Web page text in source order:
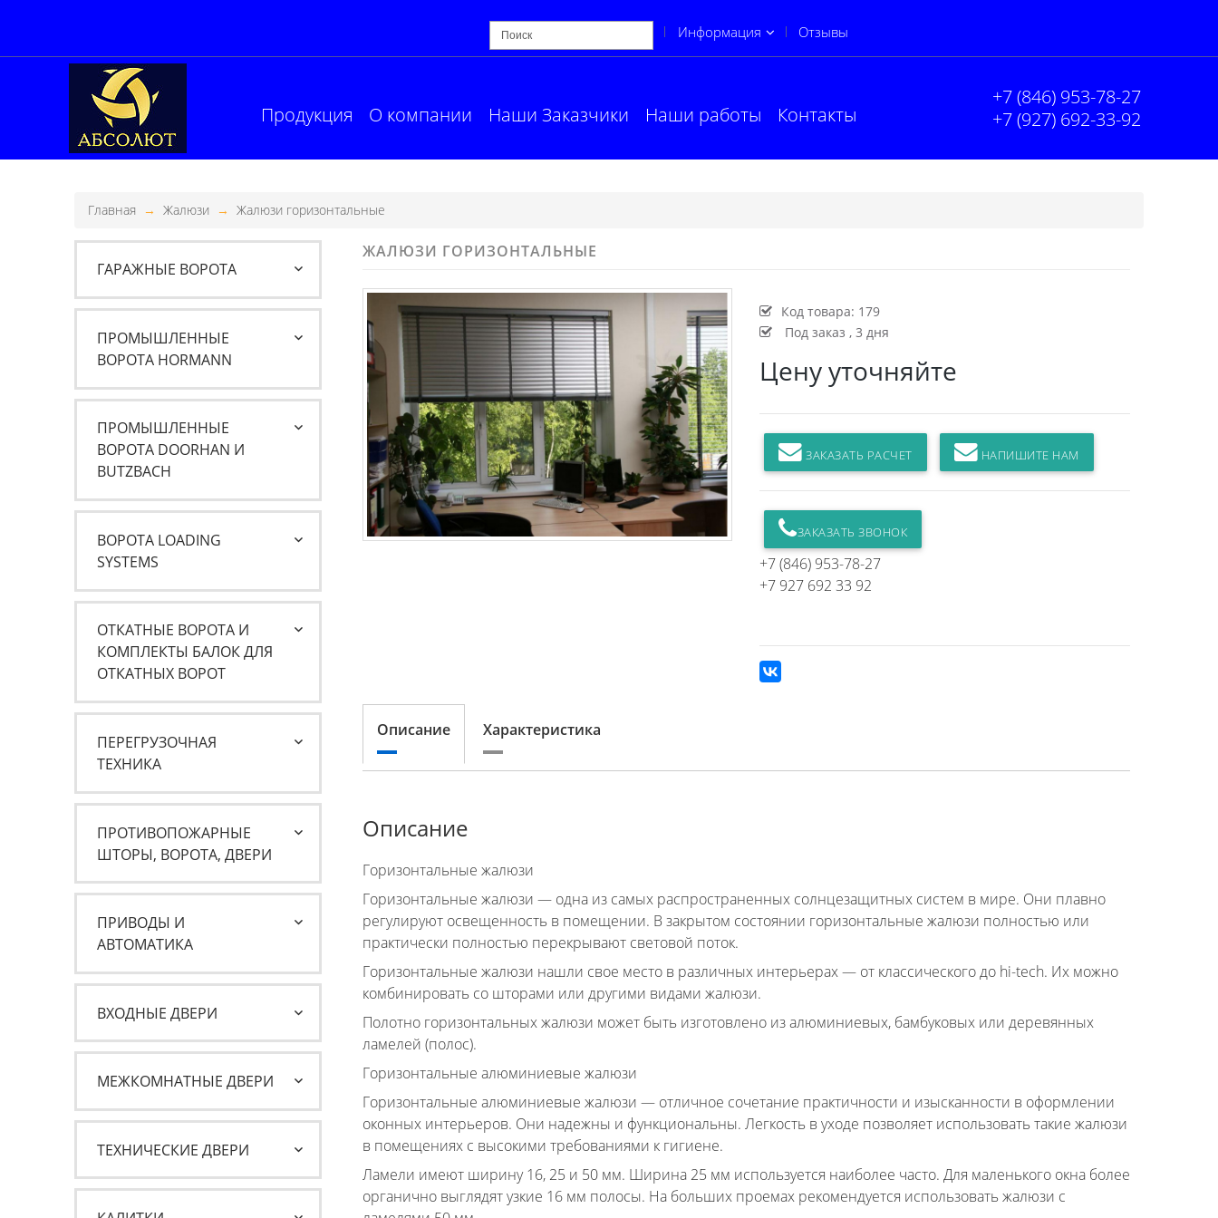
Информация Отзывы
Продукция О компании Наши Заказчики Наши работы Контакты
+7 (846) 953-78-27
+7 (927) 692-33-92
Главная Жалюзи Жалюзи горизонтальные
ГАРАЖНЫЕ ВОРОТА
ПРОМЫШЛЕННЫЕ
ВОРОТА HORMANN
ПРОМЫШЛЕННЫЕ
ВОРОТА DOORHAN И
BUTZBACH
ВОРОТА LOADING
SYSTEMS
ОТКАТНЫЕ ВОРОТА И
КОМПЛЕКТЫ БАЛОК ДЛЯ
ОТКАТНЫХ ВОРОТ
ПЕРЕГРУЗОЧНАЯ
ТЕХНИКА
ПРОТИВОПОЖАРНЫЕ
ШТОРЫ, ВОРОТА, ДВЕРИ
ПРИВОДЫ И
АВТОМАТИКА
ВХОДНЫЕ ДВЕРИ
МЕЖКОМНАТНЫЕ ДВЕРИ
ТЕХНИЧЕСКИЕ ДВЕРИ
ЖАЛЮЗИ ГОРИЗОНТАЛЬНЫЕ
Код товара: 179
Под заказ , 3 дня
Цену уточняйте
ЗАКАЗАТЬ РАСЧЕТ НАПИШИТЕ НАМ
ЗАКАЗАТЬ ЗВОНОК
+7 (846) 953-78-27
+7 927 692 33 92
Описание Характеристика
Описание
Горизонтальные жалюзи
Горизонтальные жалюзи — одна из самых распространенных солнцезащитных систем в мире. Они плавно
регулируют освещенность в помещении. В закрытом состоянии горизонтальные жалюзи полностью или
практически полностью перекрывают световой поток.
Горизонтальные жалюзи нашли свое место в различных интерьерах — от классического до hi-tech. Их можно
комбинировать со шторами или другими видами жалюзи.
Полотно горизонтальных жалюзи может быть изготовлено из алюминиевых, бамбуковых или деревянных
ламелей (полос).
Горизонтальные алюминиевые жалюзи
Горизонтальные алюминиевые жалюзи — отличное сочетание практичности и изысканности в оформлении
оконных интерьеров. Они надежны и функциональны. Легкость в уходе позволяет использовать такие жалюзи
в помещениях с высокими требованиями к гигиене.
Ламели имеют ширину 16, 25 и 50 мм. Ширина 25 мм используется наиболее часто. Для маленького окна более
органично выглядят узкие 16 мм полосы. На больших проемах рекомендуется использовать жалюзи с